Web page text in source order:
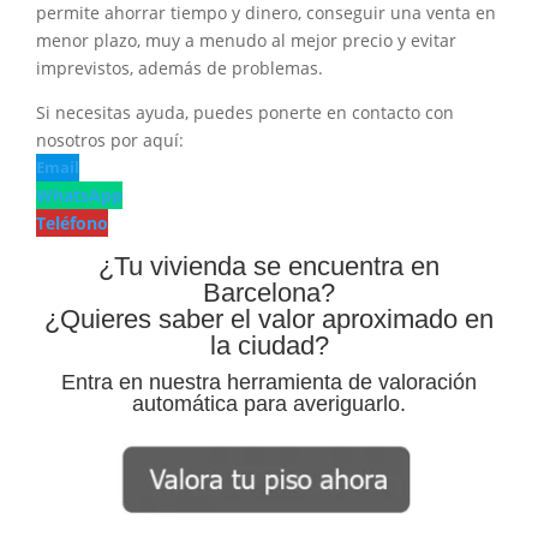
permite ahorrar tiempo y dinero, conseguir una venta en
menor plazo, muy a menudo al mejor precio y evitar
imprevistos, además de problemas.
Si necesitas ayuda, puedes ponerte en contacto con
nosotros por aquí:
Email
WhatsApp
Teléfono
¿Tu vivienda se encuentra en
Barcelona?
¿Quieres saber el valor aproximado en
la ciudad?
Entra en nuestra herramienta de valoración
automática para averiguarlo.